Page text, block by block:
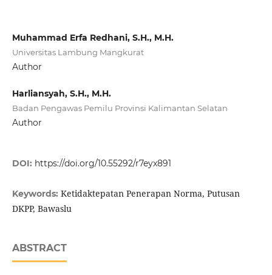
Muhammad Erfa Redhani, S.H., M.H.
Universitas Lambung Mangkurat
Author
Harliansyah, S.H., M.H.
Badan Pengawas Pemilu Provinsi Kalimantan Selatan
Author
DOI: https://doi.org/10.55292/r7eyx891
Keywords: Ketidaktepatan Penerapan Norma, Putusan
DKPP, Bawaslu
ABSTRACT